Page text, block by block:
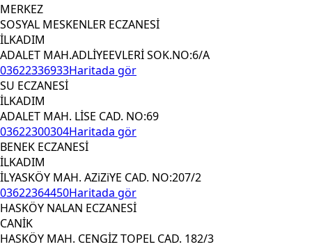
MERKEZ
SOSYAL MESKENLER ECZANESİ
İLKADIM
ADALET MAH.ADLİYEEVLERİ SOK.NO:6/A
03622336933Haritada gör
SU ECZANESİ
İLKADIM
ADALET MAH. LİSE CAD. NO:69
03622300304Haritada gör
BENEK ECZANESİ
İLKADIM
İLYASKÖY MAH. AZiZiYE CAD. NO:207/2
03622364450Haritada gör
HASKÖY NALAN ECZANESİ
CANİK
HASKÖY MAH. CENGİZ TOPEL CAD. 182/3